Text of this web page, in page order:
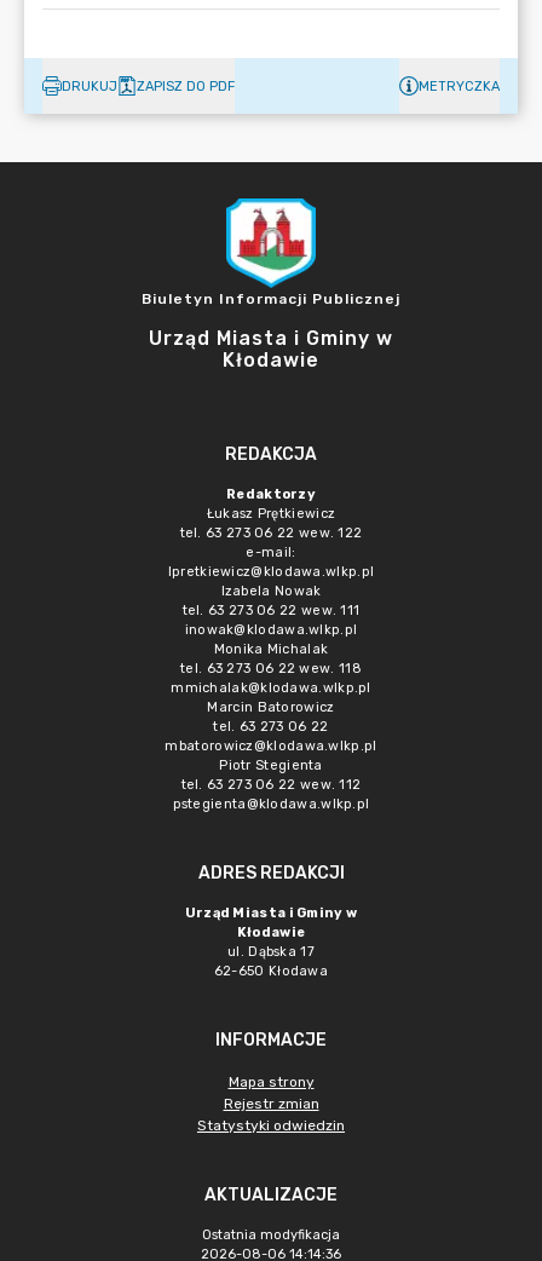
DRUKUJ ZAPISZ DO PDF METRYCZKA
Biuletyn Informacji Publicznej
Urząd Miasta i Gminy w
Kłodawie
REDAKCJA
Redaktorzy
Łukasz Prętkiewicz
tel. 63 273 06 22 wew. 122
e-mail:
lpretkiewicz@klodawa.wlkp.pl
Izabela Nowak
tel. 63 273 06 22 wew. 111
inowak@klodawa.wlkp.pl
Monika Michalak
tel. 63 273 06 22 wew. 118
mmichalak@klodawa.wlkp.pl
Marcin Batorowicz
tel. 63 273 06 22
mbatorowicz@klodawa.wlkp.pl
Piotr Stegienta
tel. 63 273 06 22 wew. 112
pstegienta@klodawa.wlkp.pl
ADRES REDAKCJI
Urząd Miasta i Gminy w
Kłodawie
ul. Dąbska 17
62-650 Kłodawa
INFORMACJE
Mapa strony
Rejestr zmian
Statystyki odwiedzin
AKTUALIZACJE
Ostatnia modyfikacja
2026-08-06 14:14:36